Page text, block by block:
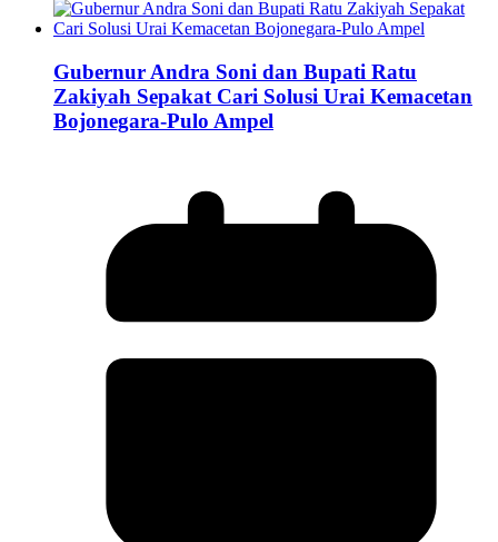
Gubernur Andra Soni dan Bupati Ratu
Zakiyah Sepakat Cari Solusi Urai Kemacetan
Bojonegara-Pulo Ampel